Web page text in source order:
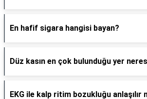
En hafif sigara hangisi bayan?
Düz kasın en çok bulunduğu yer
EKG ile kalp ritim bozukluğu anlaşılır